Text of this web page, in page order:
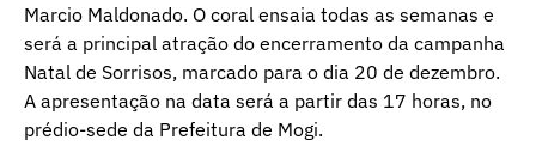
Marcio Maldonado. O coral ensaia todas as semanas e
será a principal atração do encerramento da campanha
Natal de Sorrisos, marcado para o dia 20 de dezembro.
A apresentação na data será a partir das 17 horas, no
prédio-sede da Prefeitura de Mogi.